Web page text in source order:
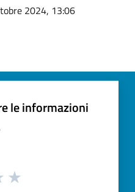
2024, 13:06
le informazioni